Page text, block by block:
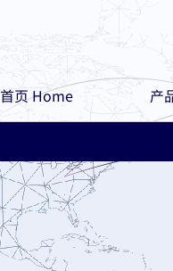
首页 Home 产